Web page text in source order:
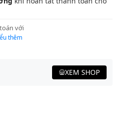
với
thêm
XEM SHOP